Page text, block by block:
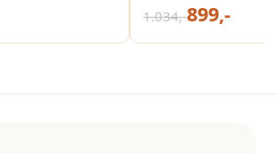
1.034,-899,-